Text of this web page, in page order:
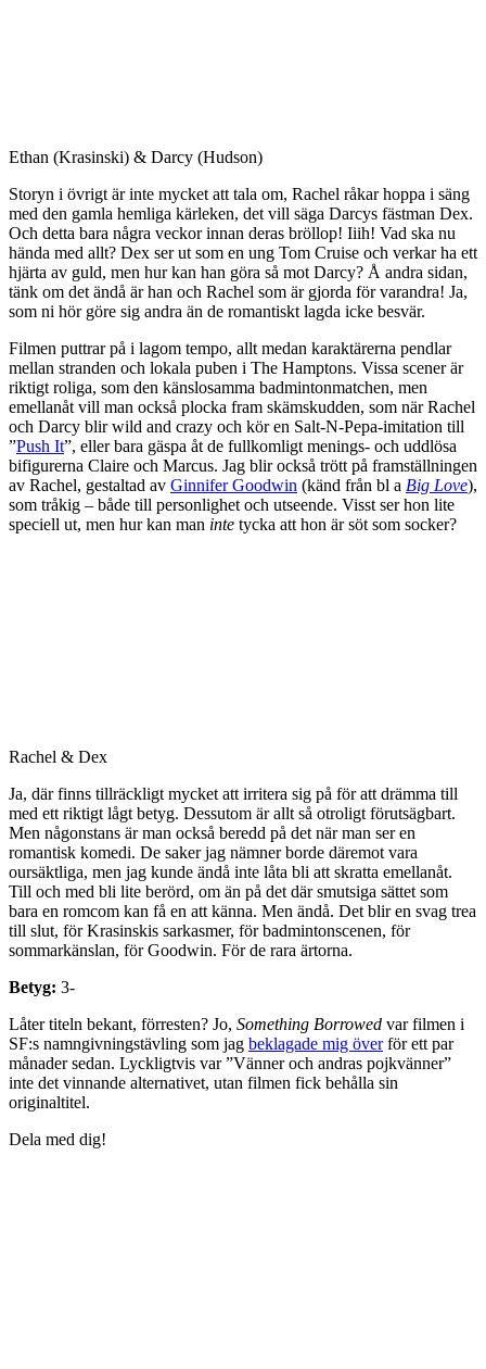
Ethan (Krasinski) & Darcy (Hudson)
Storyn i övrigt är inte mycket att tala om, Rachel råkar hoppa i säng
med den gamla hemliga kärleken, det vill säga Darcys fästman Dex.
Och detta bara några veckor innan deras bröllop! Iiih! Vad ska nu
hända med allt? Dex ser ut som en ung Tom Cruise och verkar ha ett
hjärta av guld, men hur kan han göra så mot Darcy? Å andra sidan,
tänk om det ändå är han och Rachel som är gjorda för varandra! Ja,
som ni hör göre sig andra än de romantiskt lagda icke besvär.
Filmen puttrar på i lagom tempo, allt medan karaktärerna pendlar
mellan stranden och lokala puben i The Hamptons. Vissa scener är
riktigt roliga, som den känslosamma badmintonmatchen, men
emellanåt vill man också plocka fram skämskudden, som när Rachel
och Darcy blir wild and crazy och kör en Salt-N-Pepa-imitation till
”Push It”, eller bara gäspa åt de fullkomligt menings- och uddlösa
bifigurerna Claire och Marcus. Jag blir också trött på framställningen
av Rachel, gestaltad av Ginnifer Goodwin (känd från bl a Big Love),
som tråkig – både till personlighet och utseende. Visst ser hon lite
speciell ut, men hur kan man inte tycka att hon är söt som socker?
Rachel & Dex
Ja, där finns tillräckligt mycket att irritera sig på för att drämma till
med ett riktigt lågt betyg. Dessutom är allt så otroligt förutsägbart.
Men någonstans är man också beredd på det när man ser en
romantisk komedi. De saker jag nämner borde däremot vara
oursäktliga, men jag kunde ändå inte låta bli att skratta emellanåt.
Till och med bli lite berörd, om än på det där smutsiga sättet som
bara en romcom kan få en att känna. Men ändå. Det blir en svag trea
till slut, för Krasinskis sarkasmer, för badmintonscenen, för
sommarkänslan, för Goodwin. För de rara ärtorna.
Betyg: 3-
Låter titeln bekant, förresten? Jo, Something Borrowed var filmen i
SF:s namngivningstävling som jag beklagade mig överför ett par
månader sedan. Lyckligtvis var ”Vänner och andras pojkvänner”
inte det vinnande alternativet, utan filmen fick behålla sin
originaltitel.
Dela med dig!